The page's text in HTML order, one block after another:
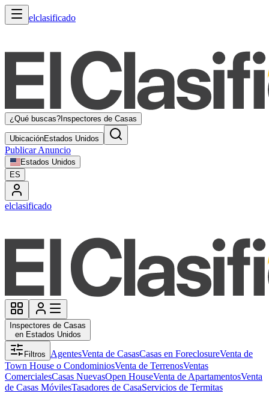
elclasificado
¿Qué buscas? Inspectores de Casas
UbicaciónEstados Unidos
Publicar Anuncio
Estados Unidos
ES
elclasificado
Inspectores de Casas
en Estados Unidos
Filtros AgentesVenta de CasasCasas en ForeclosureVenta de
Town House o CondominiosVenta de TerrenosVentas
ComercialesCasas NuevasOpen HouseVenta de ApartamentosVenta
de Casas MóvilesTasadores de CasaServicios de Termitas